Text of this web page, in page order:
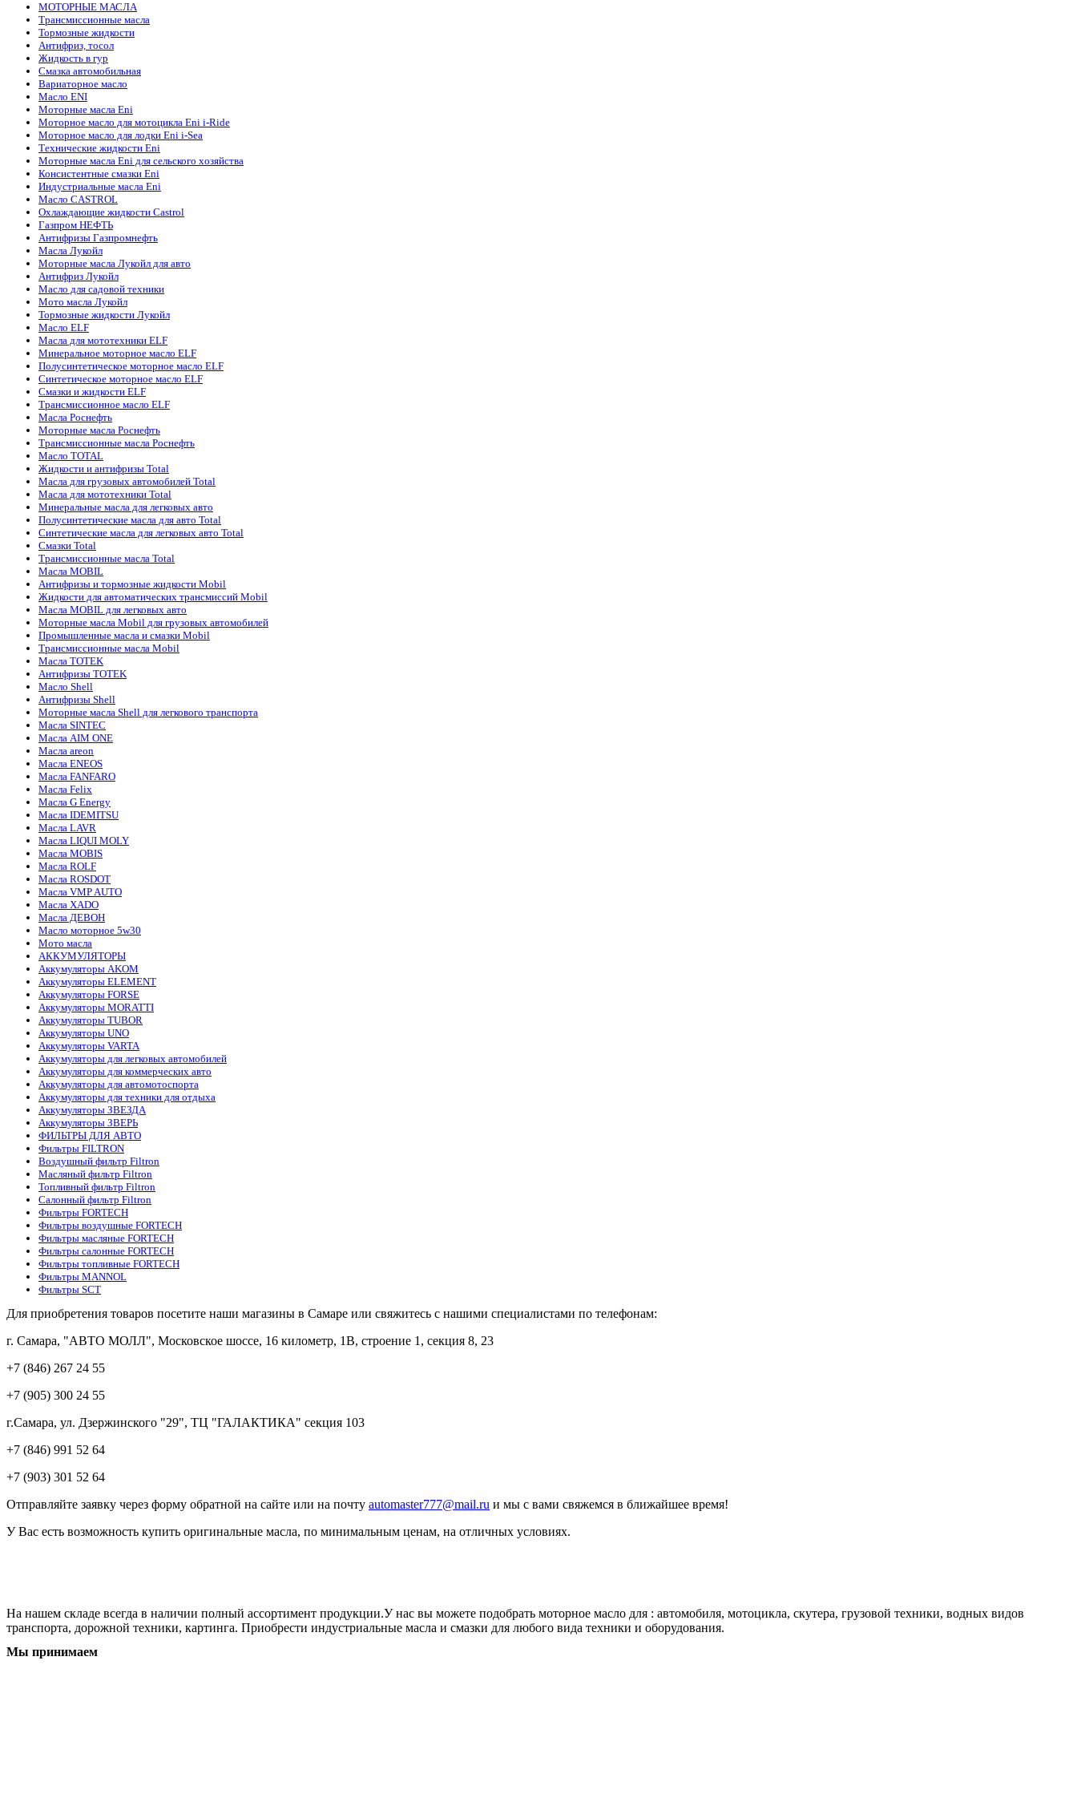
МОТОРНЫЕ МАСЛА
Трансмиссионные масла
Тормозные жидкости
Антифриз, тосол
Жидкость в гур
Смазка автомобильная
Вариаторное масло
Масло ENI
Моторные масла Eni
Моторное масло для мотоцикла Eni i-Ride
Моторное масло для лодки Eni i-Sea
Технические жидкости Eni
Моторные масла Eni для сельского хозяйства
Консистентные смазки Eni
Индустриальные масла Eni
Масло CASTROL
Охлаждающие жидкости Castrol
Газпром НЕФТЬ
Антифризы Газпромнефть
Масла Лукойл
Моторные масла Лукойл для авто
Антифриз Лукойл
Масло для садовой техники
Мото масла Лукойл
Тормозные жидкости Лукойл
Масло ELF
Масла для мототехники ELF
Минеральное моторное масло ELF
Полусинтетическое моторное масло ELF
Синтетическое моторное масло ELF
Смазки и жидкости ELF
Трансмиссионное масло ELF
Масла Роснефть
Моторные масла Роснефть
Трансмиссионные масла Роснефть
Масло TOTAL
Жидкости и антифризы Total
Масла для грузовых автомобилей Total
Масла для мототехники Total
Минеральные масла для легковых авто
Полусинтетические масла для авто Total
Синтетические масла для легковых авто Total
Смазки Total
Трансмиссионные масла Total
Масла MOBIL
Антифризы и тормозные жидкости Mobil
Жидкости для автоматических трансмиссий Mobil
Масла MOBIL для легковых авто
Моторные масла Mobil для грузовых автомобилей
Промышленные масла и смазки Mobil
Трансмиссионные масла Mobil
Масла TOTEK
Антифризы TOTEK
Масло Shell
Антифризы Shell
Моторные масла Shell для легкового транспорта
Масла SINTEC
Масла AIM ONE
Масла areon
Масла ENEOS
Масла FANFARO
Масла Felix
Масла G Energy
Масла IDEMITSU
Масла LAVR
Масла LIQUI MOLY
Масла MOBIS
Масла ROLF
Масла ROSDOT
Масла VMP AUTO
Масла XADO
Масла ДЕВОН
Масло моторное 5w30
Мото масла
АККУМУЛЯТОРЫ
Аккумуляторы AKOM
Аккумуляторы ELEMENT
Аккумуляторы FORSE
Аккумуляторы MORATTI
Аккумуляторы TUBOR
Аккумуляторы UNO
Аккумуляторы VARTA
Аккумуляторы для легковых автомобилей
Аккумуляторы для коммерческих авто
Аккумуляторы для автомотоспорта
Аккумуляторы для техники для отдыха
Аккумуляторы ЗВЕЗДА
Аккумуляторы ЗВЕРЬ
ФИЛЬТРЫ ДЛЯ АВТО
Фильтры FILTRON
Воздушный фильтр Filtron
Масляный фильтр Filtron
Топливный фильтр Filtron
Салонный фильтр Filtron
Фильтры FORTECH
Фильтры воздушные FORTECH
Фильтры масляные FORTECH
Фильтры салонные FORTECH
Фильтры топливные FORTECH
Фильтры MANNOL
Фильтры SCT
Для приобретения товаров посетите наши магазины в Самаре или свяжитесь с нашими специалистами по телефонам:
г. Самара, "АВТО МОЛЛ", Московское шоссе, 16 километр, 1В, строение 1, секция 8, 23
+7 (846) 267 24 55
+7 (905) 300 24 55
г.Самара, ул. Дзержинского "29", ТЦ "ГАЛАКТИКА" секция 103
+7 (846) 991 52 64
+7 (903) 301 52 64
Отправляйте заявку через форму обратной на сайте или на почту automaster777@mail.ru и мы с вами свяжемся в ближайшее время!
У Вас есть возможность купить оригинальные масла, по минимальным ценам, на отличных условиях.
На нашем складе всегда в наличии полный ассортимент продукции.У нас вы можете подобрать моторное масло для : автомобиля, мотоцикла, скутера, грузовой техники, водных видов
транспорта, дорожной техники, картинга. Приобрести индустриальные масла и смазки для любого вида техники и оборудования.
Мы принимаем